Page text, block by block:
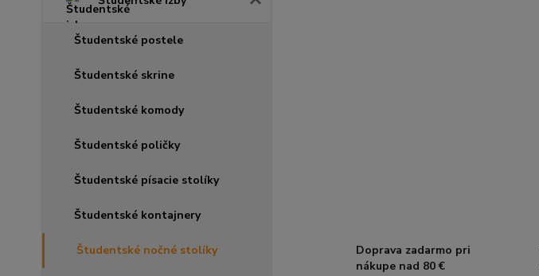
Študentské postele
Študentské skrine
Študentské komody
Študentské poličky
Študentské písacie stolíky
Študentské kontajnery
Študentské nočné stolíky
Doprava zadarmo pri
nákupe nad 80 €